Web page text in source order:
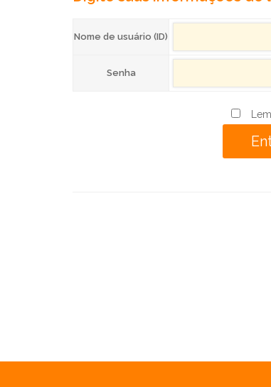
Nome de usuário (ID)
Senha